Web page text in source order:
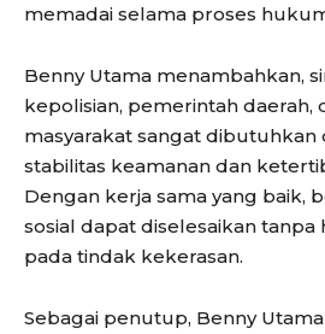
memadai selama proses
Benny Utama menambahkan,
kepolisian, pemerintah daerah,
masyarakat sangat dibutuhkan
stabilitas keamanan dan
Dengan kerja sama yang baik,
sosial dapat diselesaikan
pada tindak kekerasan.
Sebagai penutup, Benny